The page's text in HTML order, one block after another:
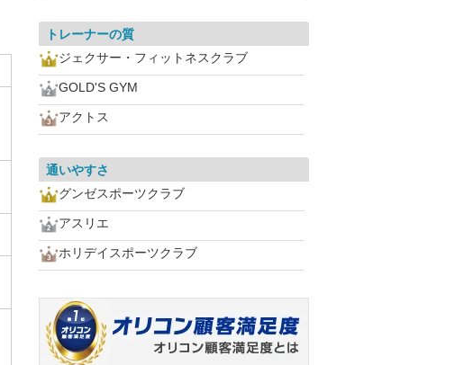
トレーナーの質
ジェクサー・フィットネスクラブ
GOLD'S GYM
アクトス
通いやすさ
グンゼスポーツクラブ
アスリエ
ホリデイスポーツクラブ